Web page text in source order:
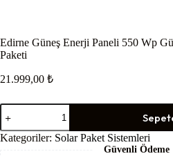
Edirne Güneş Enerji Paneli 550 Wp
Paketi
21.999,00 ₺
Edirne
Güneş
Enerji
Paneli
Kategoriler: Solar Paket Sistemleri
Güvenli Ödeme